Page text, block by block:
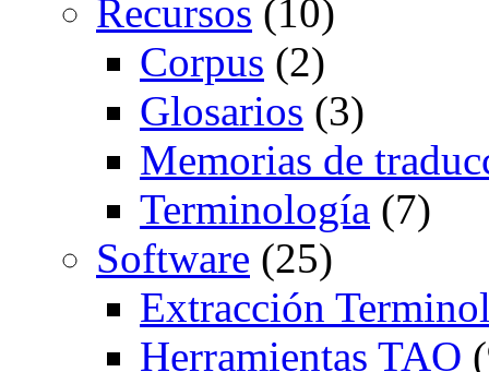
Recursos (10)
Corpus (2)
Glosarios (3)
Memorias de
Terminología (7)
Software (25)
Extracción
Herramientas TAO